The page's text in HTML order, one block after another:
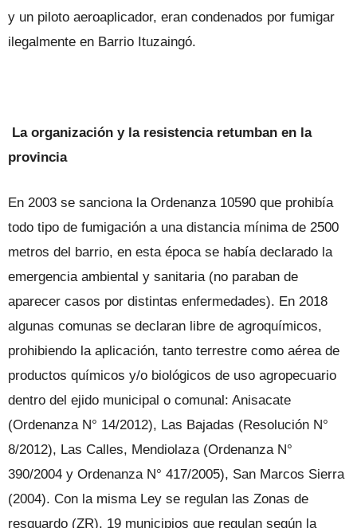
y un piloto aeroaplicador, eran condenados por fumigar
ilegalmente en Barrio Ituzaingó.
La organización y la resistencia retumban en la
provincia
En 2003 se sanciona la Ordenanza 10590 que prohibía
todo tipo de fumigación a una distancia mínima de 2500
metros del barrio, en esta época se había declarado la
emergencia ambiental y sanitaria (no paraban de
aparecer casos por distintas enfermedades). En 2018
algunas comunas se declaran libre de agroquímicos,
prohibiendo la aplicación, tanto terrestre como aérea de
productos químicos y/o biológicos de uso agropecuario
dentro del ejido municipal o comunal: Anisacate
(Ordenanza N° 14/2012), Las Bajadas (Resolución N°
8/2012), Las Calles, Mendiolaza (Ordenanza N°
390/2004 y Ordenanza N° 417/2005), San Marcos Sierra
(2004). Con la misma Ley se regulan las Zonas de
resguardo (ZR), 19 municipios que regulan según la